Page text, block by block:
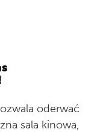
oderwać
sala kinowa,